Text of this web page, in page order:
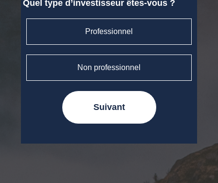
Quel type d’investisseur êtes-vous ?
Professionnel
Non professionnel
Suivant